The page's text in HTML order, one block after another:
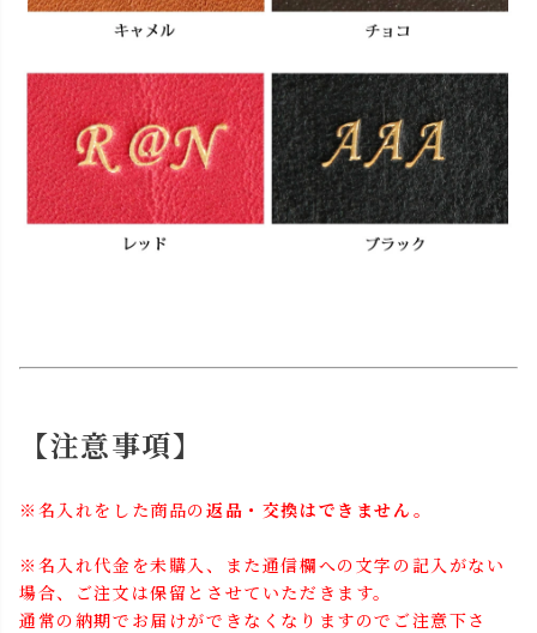
【注意事項】
※名入れをした商品の返品・交換はできません。
※名入れ代金を未購入、また通信欄への文字の記入がない
場合、ご注文は保留とさせていただきます。
通常の納期でお届けができなくなりますのでご注意下さ